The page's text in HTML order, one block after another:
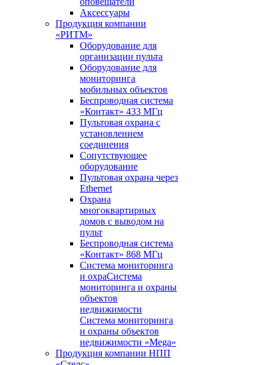
Аксессуары
Продукция компании
«РИТМ»
Оборудование для
организации пульта
Оборудование для
мониторинга
мобильных объектов
Беспроводная система
«Контакт» 433 МГц
Пультовая охрана с
установлением
соединения
Сопутствующее
оборудование
Пультовая охрана через
Ethernet
Охрана
многоквартирных
домов с выводом на
пульт
Беспроводная система
«Контакт» 868 МГц
Система мониторинга
и охраСистема
мониторинга и охраны
объектов
недвижимости
Система мониторинга
и охраны объектов
недвижимости «Mega»
Продукция компании НПП